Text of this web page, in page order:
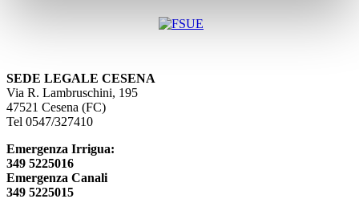
SEDE LEGALE CESENA
Via R. Lambruschini, 195
47521 Cesena (FC)
Tel 0547/327410
Emergenza Irrigua:
349 5225016
Emergenza Canali
349 5225015